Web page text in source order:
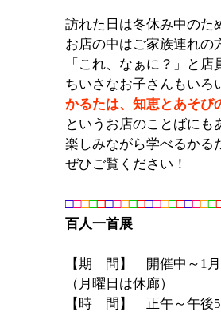
訪れた日は冬休み中のた
お店の中はご家族連れの
「これ、なぁに？」と
ちいさなお子さんもいろ
かるたは、知恵とあそび
というお店のことばにも
楽しみながら学べるかる
ぜひご覧ください！
□□□□□□□□□□□□□□□□□□□
百人一首展
【期 間】 開催中～1月
（月曜日は休廊）
【時 間】 正午～午後